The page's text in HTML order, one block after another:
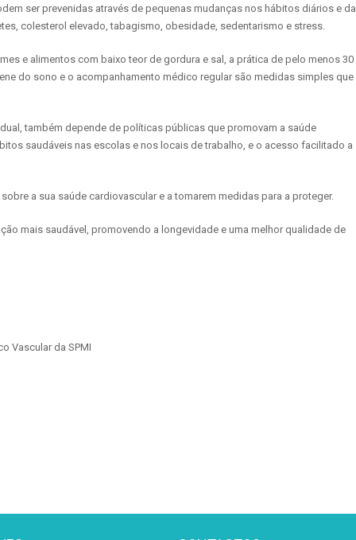
ser prevenidas através de pequenas mudanças nos hábitos diários e da
colesterol elevado, tabagismo, obesidade, sedentarismo e stress.
e alimentos com baixo teor de gordura e sal, a prática de pelo menos 30
do sono e o acompanhamento médico regular são medidas simples que
também depende de políticas públicas que promovam a saúde
saudáveis nas escolas e nos locais de trabalho, e o acesso facilitado a
a sua saúde cardiovascular e a tomarem medidas para a proteger.
mais saudável, promovendo a longevidade e uma melhor qualidade de
Vascular da SPMI